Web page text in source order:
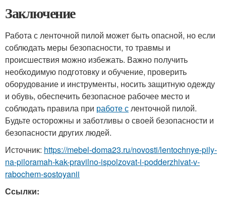
Заключение
Работа с ленточной пилой может быть опасной, но если
соблюдать меры безопасности, то травмы и
происшествия можно избежать. Важно получить
необходимую подготовку и обучение, проверить
оборудование и инструменты, носить защитную одежду
и обувь, обеспечить безопасное рабочее место и
соблюдать правила при работе сленточной пилой.
Будьте осторожны и заботливы о своей безопасности и
безопасности других людей.
Источник: https://mebel-doma23.ru/novosti/lentochnye-pily-
na-piloramah-kak-pravilno-ispolzovat-i-podderzhivat-v-
rabochem-sostoyanii
Ссылки: